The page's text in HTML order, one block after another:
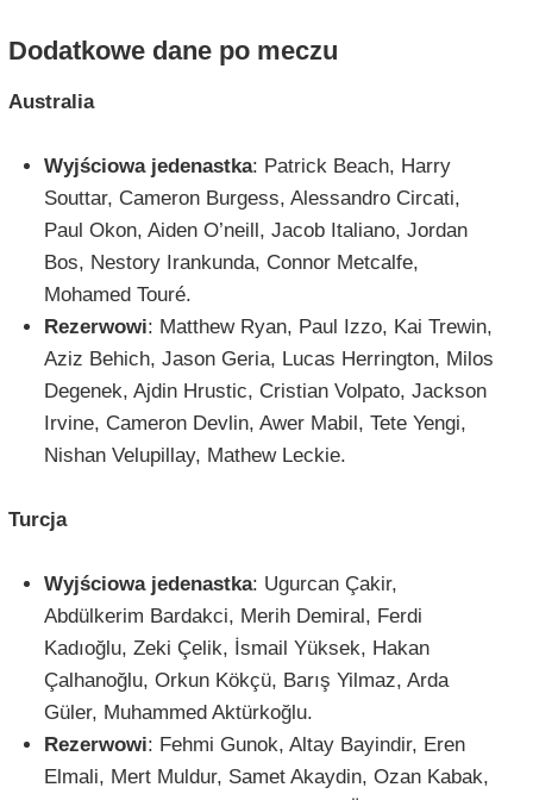
Dodatkowe dane po meczu
Australia
Wyjściowa jedenastka: Patrick Beach, Harry
Souttar, Cameron Burgess, Alessandro Circati,
Paul Okon, Aiden O’neill, Jacob Italiano, Jordan
Bos, Nestory Irankunda, Connor Metcalfe,
Mohamed Touré.
Rezerwowi: Matthew Ryan, Paul Izzo, Kai Trewin,
Aziz Behich, Jason Geria, Lucas Herrington, Milos
Degenek, Ajdin Hrustic, Cristian Volpato, Jackson
Irvine, Cameron Devlin, Awer Mabil, Tete Yengi,
Nishan Velupillay, Mathew Leckie.
Turcja
Wyjściowa jedenastka: Ugurcan Çakir,
Abdülkerim Bardakci, Merih Demiral, Ferdi
Kadıoğlu, Zeki Çelik, İsmail Yüksek, Hakan
Çalhanoğlu, Orkun Kökçü, Barış Yilmaz, Arda
Güler, Muhammed Aktürkoğlu.
Rezerwowi: Fehmi Gunok, Altay Bayindir, Eren
Elmali, Mert Muldur, Samet Akaydin, Ozan Kabak,